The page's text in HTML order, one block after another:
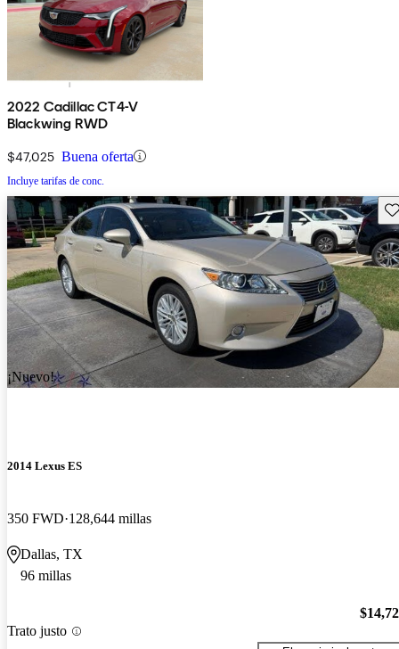
2022 Cadillac CT4-V
Blackwing RWD
$47,025 Buena oferta
Incluye tarifas de conc.
¡Nuevo!
2014 Lexus ES
350 FWD 128,644 millas
Dallas, TX
96 millas
Trato justo